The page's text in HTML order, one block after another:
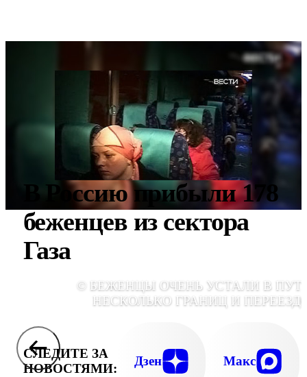
В Россию прибыли 178
беженцев из сектора
Газа
© БЕЖЕНЦЫ ОЧЕНЬ УСТАЛИ В
НЕСКОЛЬКО ГРАНИЦ И
СЛЕДИТЕ ЗА
НОВОСТЯМИ:
Дзен Макс